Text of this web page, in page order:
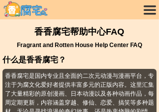
끀
什么是香香腐宅？
香香腐宅是国内专业且全面的二次元动漫与漫画平台，专
注于为腐文化爱好者提供丰富多元的正版内容。这里汇集
了大量精彩的原创漫画、日本动漫以及各种动画作品，每
周定期更新，内容涵盖穿越、修仙、恋爱、搞笑等多种题
香香腐宅帮助中心FAQ
Fragrant and Rotten House Help Center FAQ